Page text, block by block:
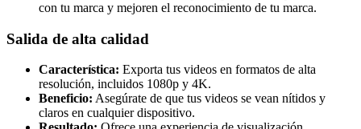
con tu marca y mejoren el reconocimiento de tu marca.
Salida de alta calidad
Característica: Exporta tus videos en formatos de alta
resolución, incluidos 1080p y 4K.
Beneficio: Asegúrate de que tus videos se vean nítidos y
claros en cualquier dispositivo.